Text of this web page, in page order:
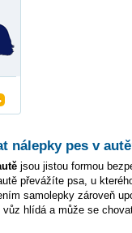
nálepky pes v
jsou jistou formou
převážíte psa, u
samolepky zároveň
hlídá a může se